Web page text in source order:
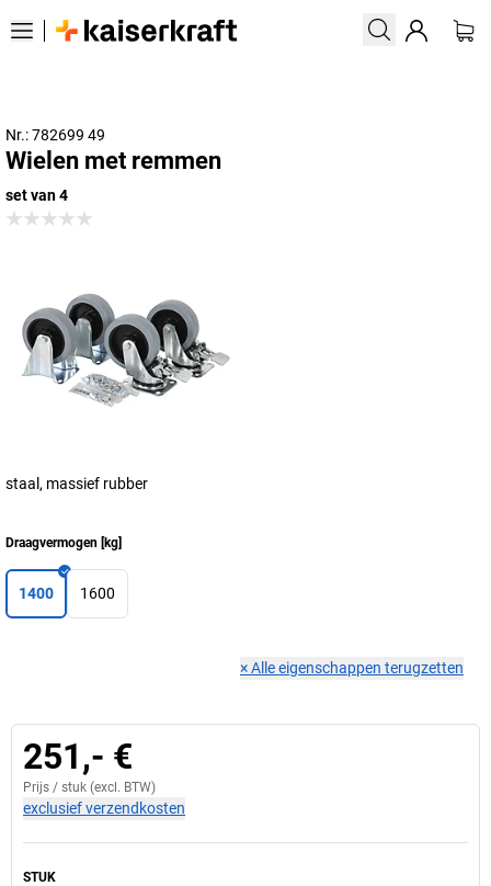
Nr.: 782699 49
Wielen met remmen
set van 4
staal, massief rubber
Draagvermogen [kg]
1400 1600
×Alle eigenschappen terugzetten
251,- €
Prijs / stuk (excl. BTW)
exclusief verzendkosten
STUK